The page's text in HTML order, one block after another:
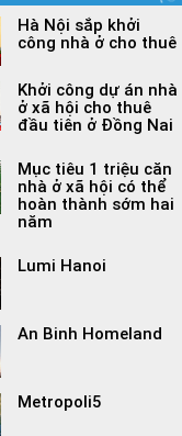
Hà Nội sắp khởi
công nhà ở cho thuê
Khởi công dự án nhà
ở xã hội cho thuê
đầu tiên ở Đồng Nai
Mục tiêu 1 triệu căn
nhà ở xã hội có thể
hoàn thành sớm hai
năm
Lumi Hanoi
An Binh Homeland
Metropoli5